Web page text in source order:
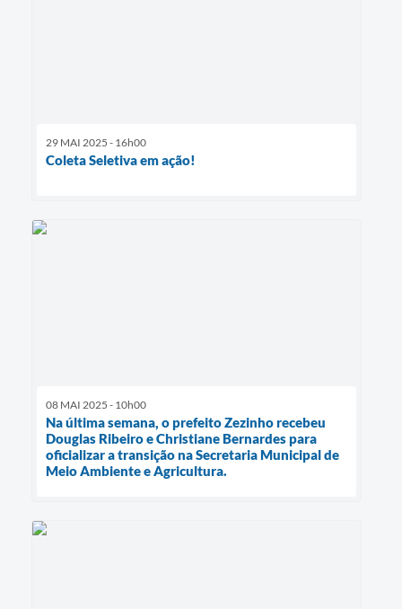
29 MAI 2025 - 16h00
Coleta Seletiva em ação!
08 MAI 2025 - 10h00
Na última semana, o prefeito Zezinho recebeu
Douglas Ribeiro e Christiane Bernardes para
oficializar a transição na Secretaria Municipal de
Meio Ambiente e Agricultura.